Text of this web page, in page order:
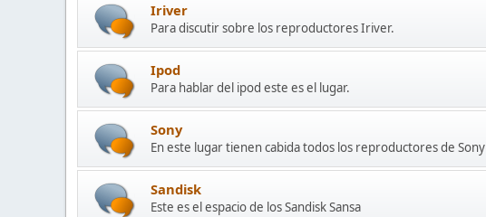
Iriver
Para discutir sobre los reproductores Iriver.
Ipod
Para hablar del ipod este es el lugar.
Sony
En este lugar tienen cabida todos los reproductores de Sony
Sandisk
Este es el espacio de los Sandisk Sansa